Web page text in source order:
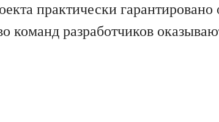
практически гарантировано
команд разработчиков